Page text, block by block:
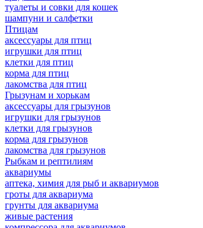
туалеты и совки для кошек
шампуни и салфетки
Птицам
аксессуары для птиц
игрушки для птиц
клетки для птиц
корма для птиц
лакомства для птиц
Грызунам и хорькам
аксессуары для грызунов
игрушки для грызунов
клетки для грызунов
корма для грызунов
лакомства для грызунов
Рыбкам и рептилиям
аквариумы
аптека, химия для рыб и аквариумов
гроты для аквариума
грунты для аквариума
живые растения